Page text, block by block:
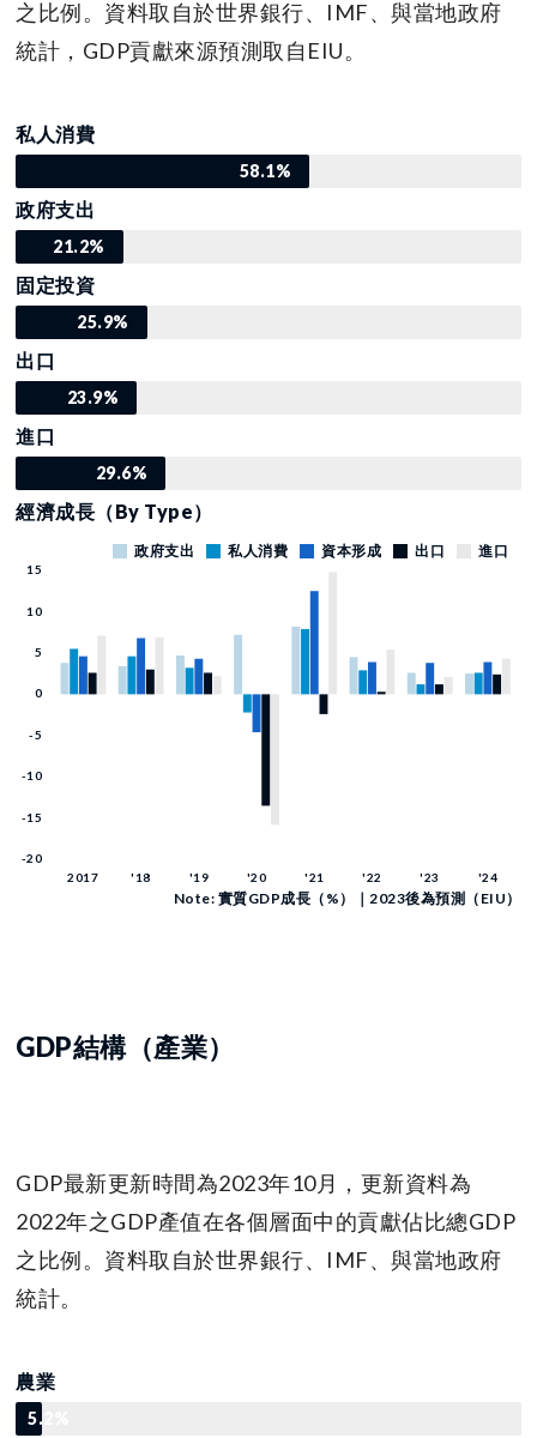
之比例。資料取自於世界銀行、IMF、與當地政府
統計，GDP貢獻來源預測取自EIU。
私人消費
58.1%
政府支出
21.2%
固定投資
25.9%
出口
23.9%
進口
29.6%
經濟成長（By Type）
Note: 實質GDP成長（%）｜2023後為預測（EIU）
GDP結構（產業）
GDP最新更新時間為2023年10月，更新資料為
2022年之GDP產值在各個層面中的貢獻佔比總GDP
之比例。資料取自於世界銀行、IMF、與當地政府
統計。
農業
5.2%